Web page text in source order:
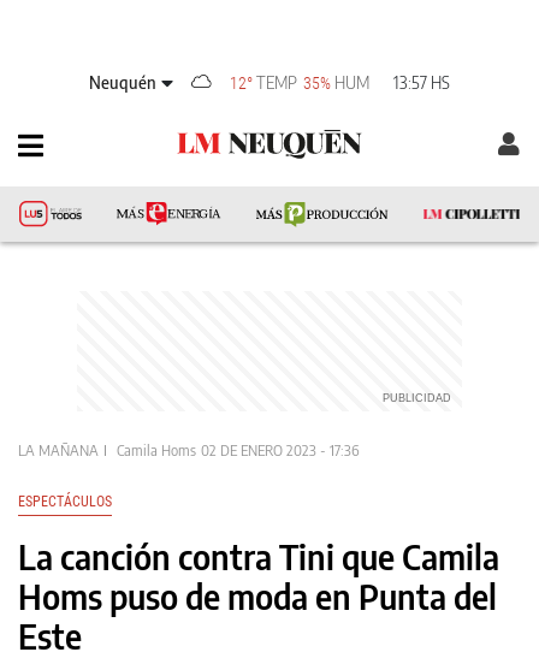
Neuquén 12° TEMP 35% HUM 13:57 HS
LA MAÑANA Camila Homs 02 DE ENERO 2023 - 17:36
ESPECTÁCULOS
La canción contra Tini que Camila
Homs puso de moda en Punta del
Este